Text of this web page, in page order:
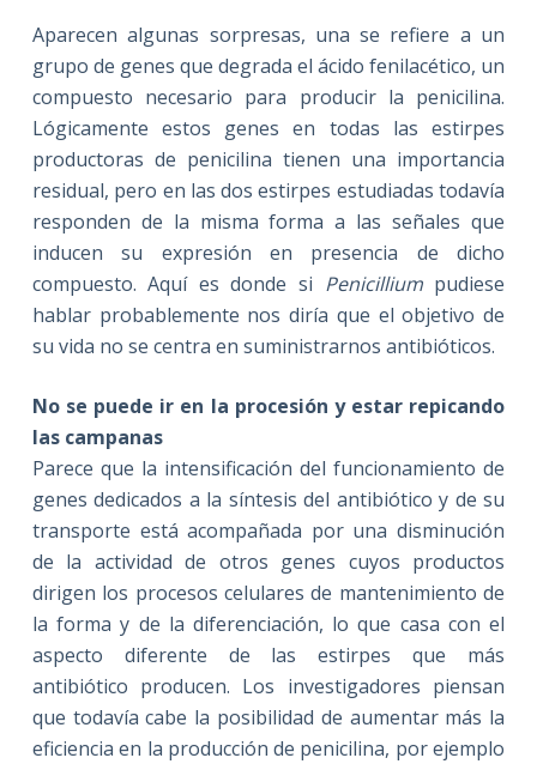
Aparecen algunas sorpresas, una se refiere a un
grupo de genes que degrada el ácido fenilacético, un
compuesto necesario para producir la penicilina.
Lógicamente estos genes en todas las estirpes
productoras de penicilina tienen una importancia
residual, pero en las dos estirpes estudiadas todavía
responden de la misma forma a las señales que
inducen su expresión en presencia de dicho
compuesto. Aquí es donde si Penicillium pudiese
hablar probablemente nos diría que el objetivo de
su vida no se centra en suministrarnos antibióticos.
No se puede ir en la procesión y estar repicando
las campanas
Parece que la intensificación del funcionamiento de
genes dedicados a la síntesis del antibiótico y de su
transporte está acompañada por una disminución
de la actividad de otros genes cuyos productos
dirigen los procesos celulares de mantenimiento de
la forma y de la diferenciación, lo que casa con el
aspecto diferente de las estirpes que más
antibiótico producen. Los investigadores piensan
que todavía cabe la posibilidad de aumentar más la
eficiencia en la producción de penicilina, por ejemplo